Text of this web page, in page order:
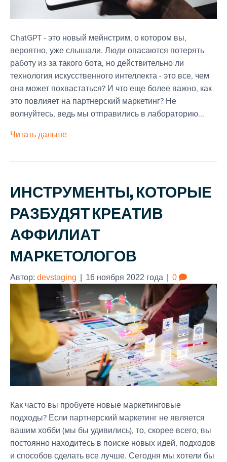
ChatGPT - это новый мейнстрим, о котором вы,
вероятно, уже слышали. Люди опасаются потерять
работу из-за такого бота, но действительно ли
технология искусственного интеллекта - это все, чем
она может похвастаться? И что еще более важно, как
это повлияет на партнерский маркетинг? Не
волнуйтесь, ведь мы отправились в лабораторию...
Читать дальше
ИНСТРУМЕНТЫ, КОТОРЫЕ
РАЗБУДЯТ КРЕАТИВ
АФФИЛИАТ
МАРКЕТОЛОГОВ
Автор: devstaging 16 ноября 2022 года 0
Как часто вы пробуете новые маркетинговые
подходы? Если партнерский маркетинг не является
вашим хобби (мы бы удивились), то, скорее всего, вы
постоянно находитесь в поиске новых идей, подходов
и способов сделать все лучше. Сегодня мы хотели бы